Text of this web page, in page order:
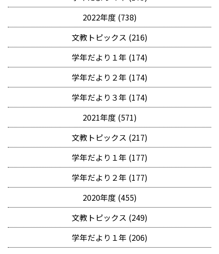
2022年度 (738)
文教トピックス (216)
学年だより１年 (174)
学年だより２年 (174)
学年だより３年 (174)
2021年度 (571)
文教トピックス (217)
学年だより１年 (177)
学年だより２年 (177)
2020年度 (455)
文教トピックス (249)
学年だより１年 (206)